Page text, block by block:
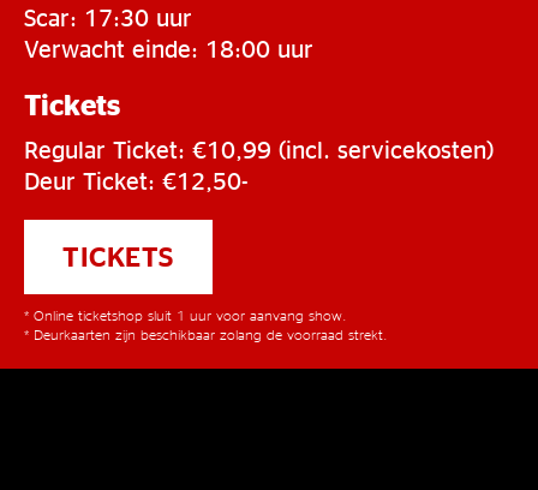
Scar: 17:30 uur
Verwacht einde: 18:00 uur
Tickets
Regular Ticket: €10,99 (incl. servicekosten)
Deur Ticket: €12,50-
TICKETS
* Online ticketshop sluit 1 uur voor aanvang show.
* Deurkaarten zijn beschikbaar zolang de voorraad strekt.